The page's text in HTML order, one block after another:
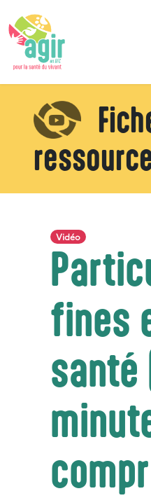
Vidéo
fines
santé